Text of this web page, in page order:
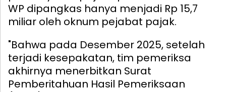
WP dipangkas hanya menjadi Rp 15,7
miliar oleh oknum pejabat pajak.
"Bahwa pada Desember 2025, setelah
terjadi kesepakatan, tim pemeriksa
akhirnya menerbitkan Surat
Pemberitahuan Hasil Pemeriksaan